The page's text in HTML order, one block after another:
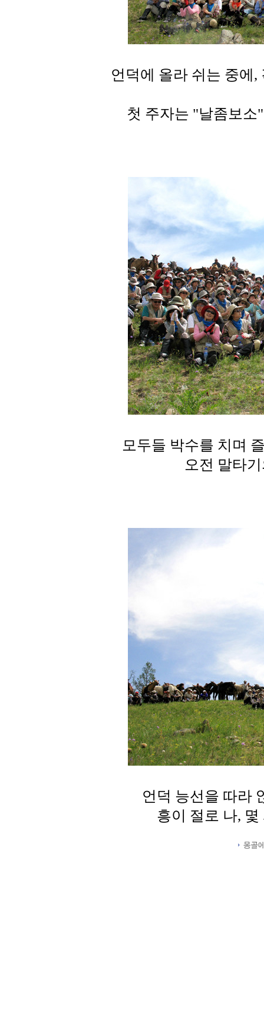
언덕에 올라 쉬는 중에
첫 주자는 "날좀보소
모두들 박수를 치며
오전 말타
언덕 능선을 따라
흥이 절로 나,